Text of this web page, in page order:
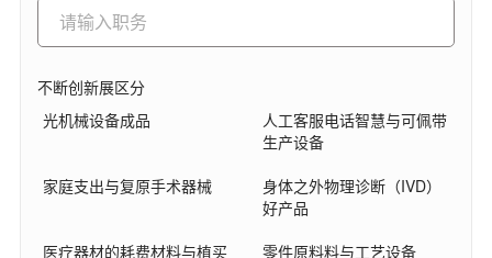
不断创新展区分
光机械设备成品
人工客服电话智慧与可佩带
生产设备
家庭支出与复原手术器械
身体之外物理诊断（IVD）
好产品
医疗器材的耗费材料与植买
零件原料料与工艺设备